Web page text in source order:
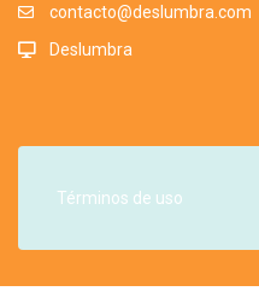
contacto@deslumbra.com
Deslumbra
Términos de uso